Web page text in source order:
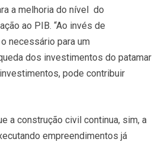
a melhoria do nível do
ao PIB. “Ao invés de
necessário para um
dos investimentos do patamar
pode contribuir
a construção civil continua, sim, a
empreendimentos já